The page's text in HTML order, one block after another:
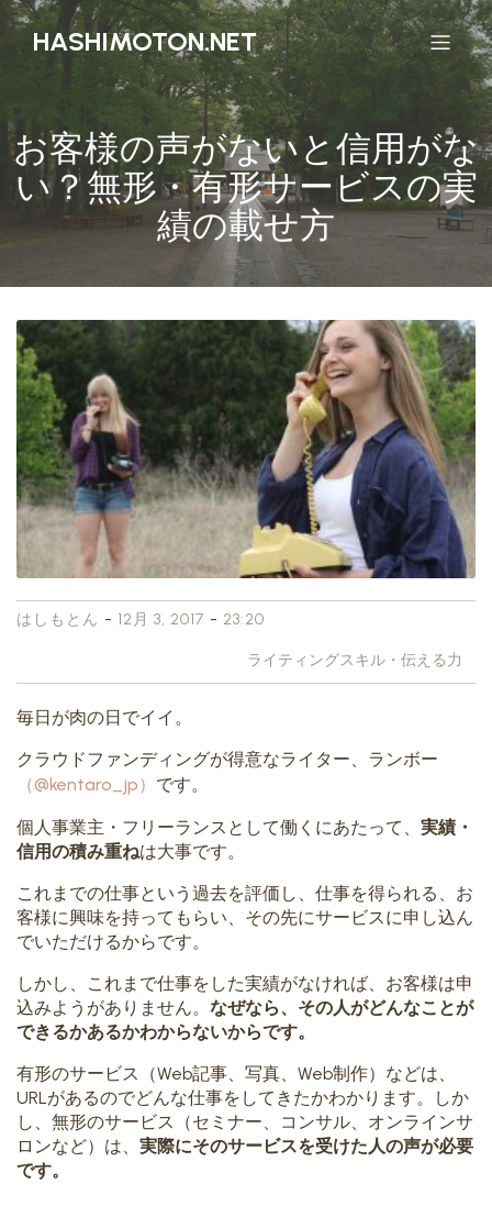
HASHIMOTON.NET
お客様の声がないと信用がな
い？無形・有形サービスの実
績の載せ方
はしもとん - 12月 3, 2017 - 23:20
ライティングスキル・伝える力
毎日が肉の日でイイ。
クラウドファンディングが得意なライター、ランボー
（@kentaro_jp） です。
個人事業主・フリーランスとして働くにあたって、 実績・
信用の積み重ねは大事です。
これまでの仕事という過去を評価し、仕事を得られる、お
客様に興味を持ってもらい、その先にサービスに申し込ん
でいただけるからです。
しかし、これまで仕事をした実績がなければ、お客様は申
込みようがありません。 なぜなら、その人がどんなことが
できるかあるかわからないからです。
有形のサービス（Web記事、写真、Web制作）などは、
URLがあるのでどんな仕事をしてきたかわかります。しか
し、無形のサービス（セミナー、コンサル、オンラインサ
ロンなど）は、 実際にそのサービスを受けた人の声が必要
です。